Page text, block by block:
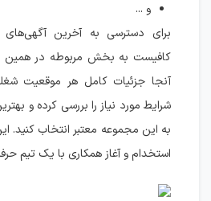
و ...
برای دسترسی به آخرین
کافیست به بخش مربوطه در همین
آنجا جزئیات کامل هر موقعیت
شرایط مورد نیاز را بررسی کرده و
به این مجموعه معتبر انتخاب کنید.
استخدام و آغاز همکاری با یک تیم